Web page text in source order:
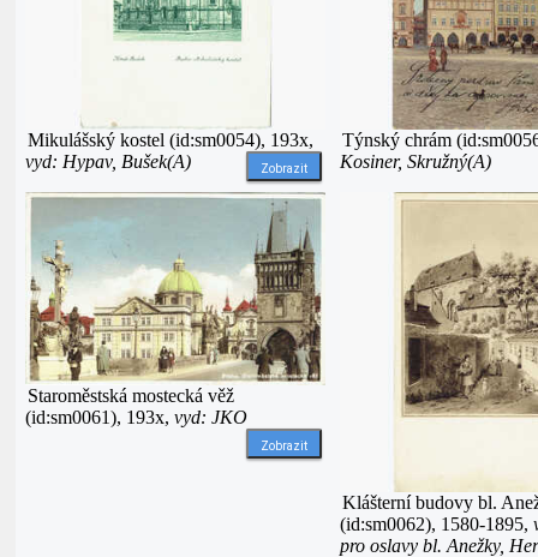
Mikulášský kostel (id:sm0054), 193x,
vyd: Hypav, Bušek(A)
Zobrazit
Týnský chrám
Kosiner, Skružný(A)
Staroměstská mostecká věž
(id:sm0061), 193x, vyd: JKO
Zobrazit
Klášterní budovy bl.
(id:sm0062), 1580-1895,
pro oslavy bl. Anežky,